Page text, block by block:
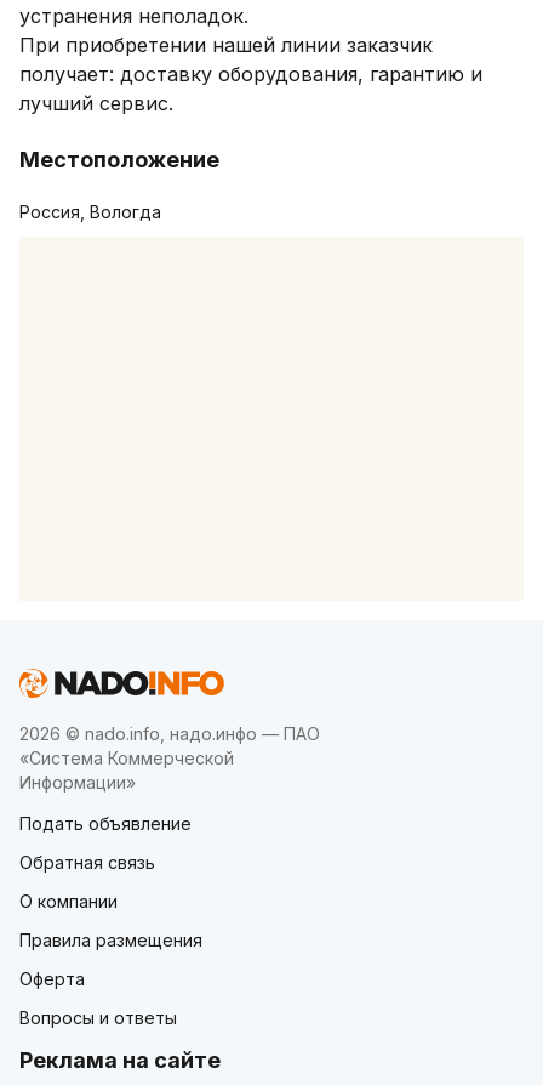
устранения неполадок.
При приобретении нашей линии заказчик
получает: доставку оборудования, гарантию и
лучший сервис.
Местоположение
Россия, Вологда
2026 © nado.info, надо.инфо — ПАО
«Система Коммерческой
Информации»
Подать объявление
Обратная связь
О компании
Правила размещения
Оферта
Вопросы и ответы
Реклама на сайте